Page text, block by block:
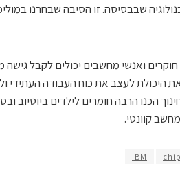
שבבסיסה. זו הסיבה שבחרנו
ואנשי מחשבים יכולים לקבל גישה
היכולת לעצב את כוח העבודה העתידי
הכנו הרבה חומרים לילדים ביוטיוב
קוונטי.
IBM